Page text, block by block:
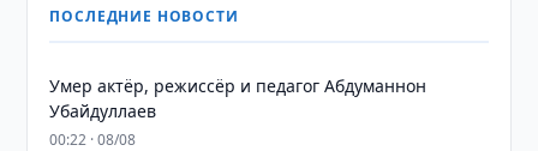
ПОСЛЕДНИЕ НОВОСТИ
Умер актёр, режиссёр и педагог Абдуманнон
Убайдуллаев
00:22 · 08/08